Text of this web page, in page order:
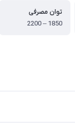
توان مصرفی
1850 – 2200